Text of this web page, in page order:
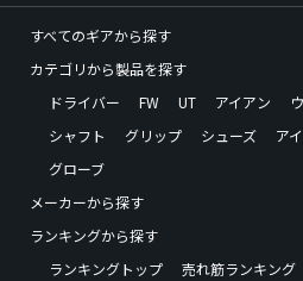
すべてのギアから探す
カテゴリから製品を探す
ドライバー
FW UT アイアン
シャフト
グリップ シューズ ア
グローブ
メーカーから探す
ランキングから探す
ランキングトップ
売れ筋ランキング